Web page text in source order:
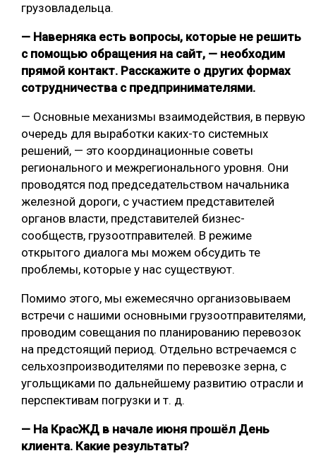
грузовладельца.
— Наверняка есть вопросы, которые не решить
с помощью обращения на сайт, — необходим
прямой контакт. Расскажите о других формах
сотрудничества с предпринимателями.
— Основные механизмы взаимодействия, в первую
очередь для выработки каких-то системных
решений, — это координационные советы
регионального и межрегионального уровня. Они
проводятся под председательством начальника
железной дороги, с участием представителей
органов власти, представителей бизнес-
сообществ, грузоотправителей. В режиме
открытого диалога мы можем обсудить те
проблемы, которые у нас существуют.
Помимо этого, мы ежемесячно организовываем
встречи с нашими основными грузоотправителями,
проводим совещания по планированию перевозок
на предстоящий период. Отдельно встречаемся с
сельхозпроизводителями по перевозке зерна, с
угольщиками по дальнейшему развитию отрасли и
перспективам погрузки и т. д.
— На КрасЖД в начале июня прошёл День
клиента. Какие результаты?